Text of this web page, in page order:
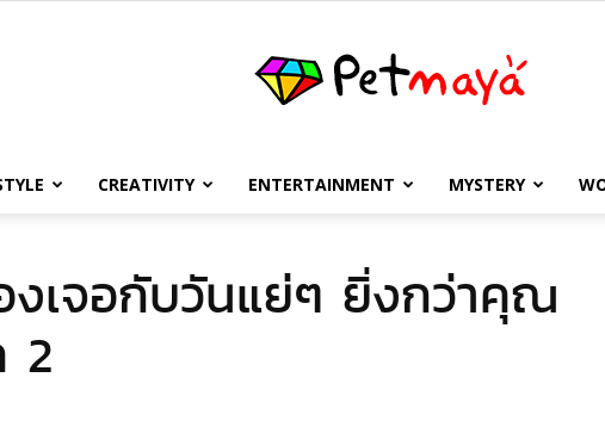
เพชร
CREATIVITY ENTERTAINMENT MYSTERY
เจอกับวันแย่ๆ ยิ่งกว่าคุณ
2